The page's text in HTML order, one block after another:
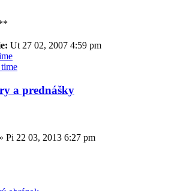
Ut 27 02, 2007 4:59 pm
a prednášky
» Pi 22 03, 2013 6:27 pm